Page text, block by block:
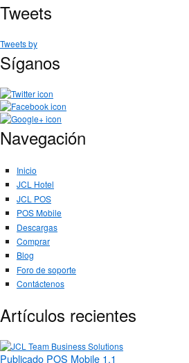
Tweets
Tweets by
Síganos
Navegación
Inicio
JCL Hotel
JCL POS
POS Mobile
Descargas
Comprar
Blog
Foro de soporte
Contáctenos
Artículos recientes
Publicado POS Mobile 1.1